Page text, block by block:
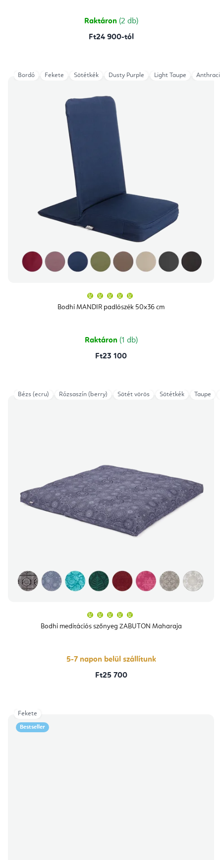
csillag.
Raktáron (2 db)
Ft24 900-tól
Bodhi MANDIR padlószék 50x36 cm
átlagos
értékelése
csillag.
Raktáron (1 db)
Ft23 100
Bordó Fekete Sötétkék Dusty Purple Light Taupe
Bodhi meditációs szőnyeg ZABUTON Maharaja
átlagos
értékelése
csillag.
5-7 napon belül szállítunk
Ft25 700
Bézs (ecru) Rózsaszín (berry) Sötét vörös Sötétkék Taupe
Bestseller
Fekete